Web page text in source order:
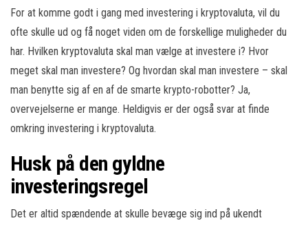
For at komme godt i gang med investering i kryptovaluta, vil du
ofte skulle ud og få noget viden om de forskellige muligheder du
har. Hvilken kryptovaluta skal man vælge at investere i? Hvor
meget skal man investere? Og hvordan skal man investere – skal
man benytte sig af en af de smarte krypto-robotter? Ja,
overvejelserne er mange. Heldigvis er der også svar at finde
omkring investering i kryptovaluta.
Husk på den gyldne
investeringsregel
Det er altid spændende at skulle bevæge sig ind på ukendt